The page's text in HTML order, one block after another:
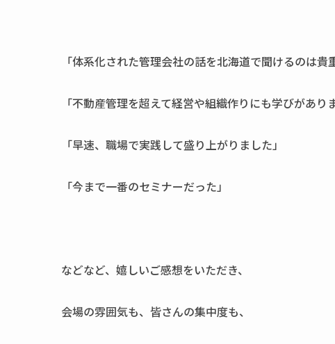
「体系化された管理会社の話を北海道で聞けるのは貴
「不動産管理を超えて経営や組織作りにも学びがあり
「早速、職場で実践して盛り上がりました」
「今まで一番のセミナーだった」
などなど、嬉しいご感想をいただき、
会場の雰囲気も、皆さんの集中度も、